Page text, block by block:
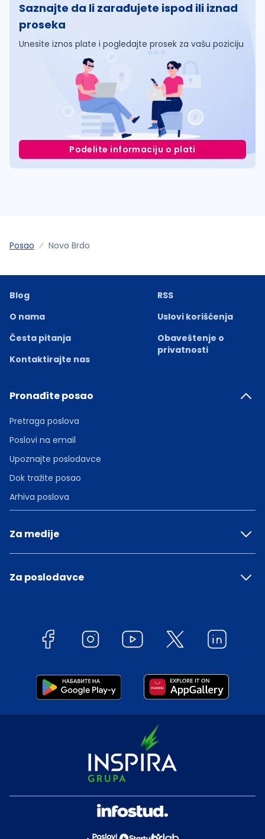
Saznajte da li zarađujete ispod ili iznad
proseka
Unesite iznos plate i pogledajte prosek za vašu poziciju
Podelite informaciju o plati
Posao Novo Brdo
Blog
O nama
Česta pitanja
Kontaktirajte nas
RSS
Uslovi korišćenja
Obaveštenje o
privatnosti
Pronađite posao
Pretraga poslova
Poslovi na email
Upoznajte poslodavce
Dok tražite posao
Arhiva poslova
Za medije
Za poslodavce